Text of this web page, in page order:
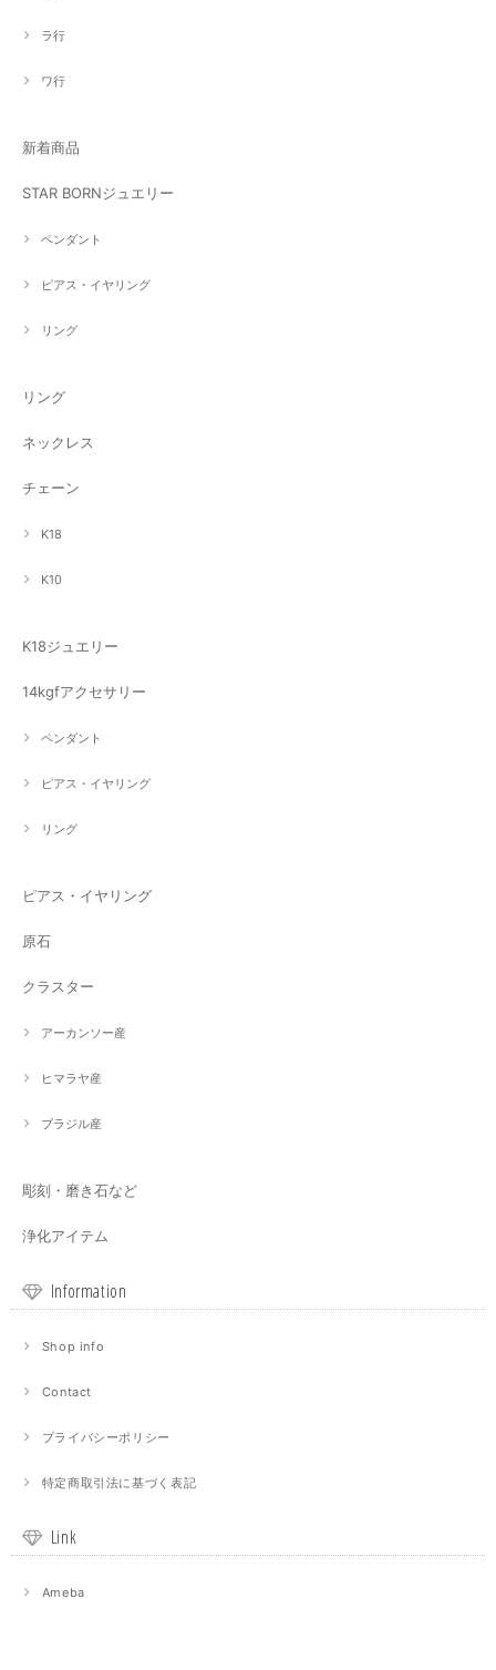
ラ行
ワ行
新着商品
STAR BORNジュエリー
ペンダント
ピアス・イヤリング
リング
リング
ネックレス
チェーン
K18
K10
K18ジュエリー
14kgfアクセサリー
ペンダント
ピアス・イヤリング
リング
ピアス・イヤリング
原石
クラスター
アーカンソー産
ヒマラヤ産
ブラジル産
彫刻・磨き石など
浄化アイテム
Information
Shop info
Contact
プライバシーポリシー
特定商取引法に基づく表記
Link
Ameba